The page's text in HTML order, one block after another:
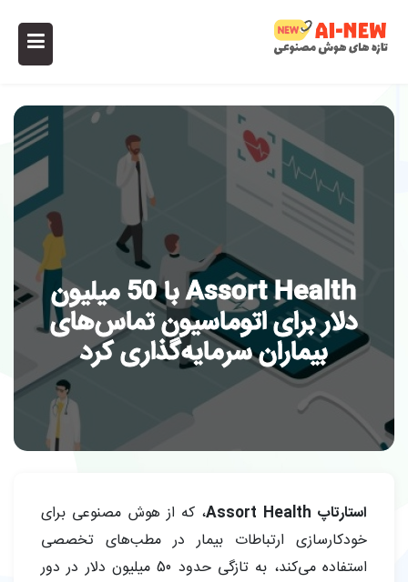
Assort Health با 50 میلیون
دلار برای اتوماسیون تماس‌های
بیماران سرمایه‌گذاری کرد
استارتاپ Assort Health
، که از هوش مصنوعی برای
خودکارسازی ارتباطات بیمار در مطب‌های تخصصی
استفاده می‌کند، به تازگی حدود 50 میلیون دلار در دور